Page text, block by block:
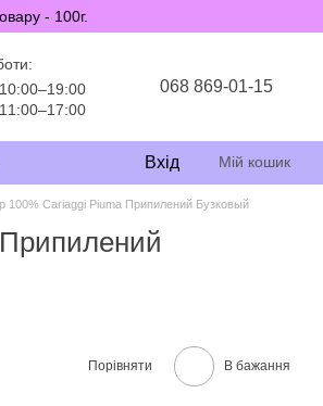
- 100г.
10:00–19:00
11:00–17:00
068 869-01-15
Вхід Мій кошик
100% Cariaggi Piuma Припилений Бузковый
Порівняти В бажання